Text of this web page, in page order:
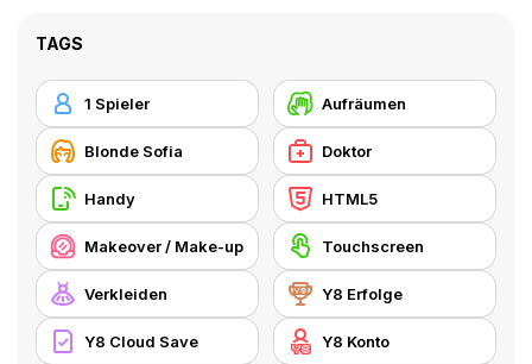
TAGS
1 Spieler Aufräumen
Blonde Sofia Doktor
Handy HTML5
Makeover / Make-up Touchscreen
Verkleiden Y8 Erfolge
Y8 Cloud Save Y8 Konto